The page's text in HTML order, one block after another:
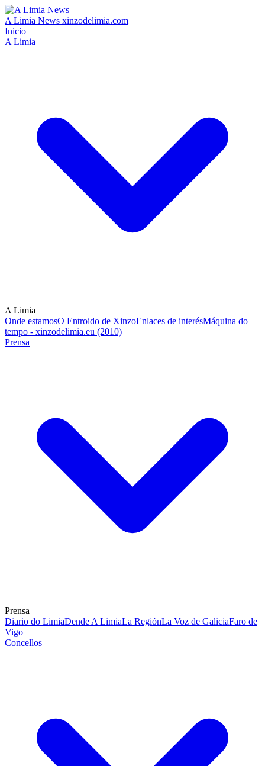
A Limia News xinzodelimia.com
Inicio
A Limia
A Limia
Onde estamosO Entroido de XinzoEnlaces de interésMáquina do
tempo - xinzodelimia.eu (2010)
Prensa
Prensa
Diario do LimiaDende A LimiaLa RegiónLa Voz de GaliciaFaro de
Vigo
Concellos